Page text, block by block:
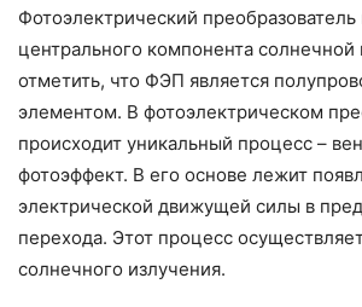
Фотоэлектрический
центрального компонента
отметить, что ФЭП является
элементом. В фотоэлектрическом
происходит уникальный процесс –
фотоэффект. В его основе лежит
электрической движущей силы в
перехода. Этот процесс
солнечного излучения.